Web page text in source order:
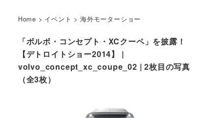
Home > イベント >海外モーターショー
「ボルボ・コンセプト・XCクーペ」を披露！
【デトロイトショー2014】 |
volvo_concept_xc_coupe_02 | 2枚目の写真
（全3枚）